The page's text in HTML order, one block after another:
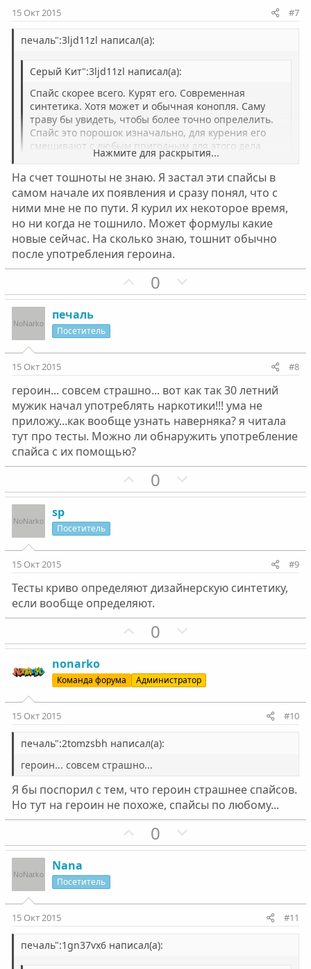
н
й
г
о
л
о
с
г
о
л
о
с
15 Окт 2015 #7
печаль":3ljd11zl написал(а):
Серый Кит":3ljd11zl написал(а):
Спайс скорее всего. Курят его. Современная
синтетика. Хотя может и обычная конопля. Саму
траву бы увидеть, чтобы более точно опрелелить.
Спайс это порошок изначально, для курения его
смешивают с любым пригодным для этого дела
материалом. Можно даже с обычной ромашкой. А
что делать я не знаю.
Нажмите для раскрытия...
Я видела людей, которые курили обычную коноплю
(травку как они ее называют) - им было как минимум
весело, симптомы не подходят совсем. Может конечно
они разные у всех людей, я не разбираюсь.
Нажмите для раскрытия...
На счет тошноты не знаю. Я застал эти спайсы в
самом начале их появления и сразу понял, что с
ними мне не по пути. Я курил их некоторое время,
но ни когда не тошнило. Может формулы какие
новые сейчас. На сколько знаю, тошнит обычно
после употребления героина.
П
о
т
н
ы
й
г
о
о
0
е
т
н
ы
й
г
о
о
печаль
Посетитель
15 Окт 2015 #8
героин... совсем страшно... вот как так 30 летний
мужик начал употреблять наркотики!!! ума не
приложу...как вообще узнать наверняка? я читала
тут про тесты. Можно ли обнаружить употребление
спайса с их помощью?
П
о
т
н
ы
г
л
о
0
е
т
н
ы
г
л
о
sp
Посетитель
15 Окт 2015 #9
Тесты криво определяют дизайнерскую синтетику,
если вообще определяют.
П
о
и
т
н
ы
г
о
о
0
е
а
т
г
о
о
nonarko
Команда форума Администратор
15 Окт 2015 #10
печаль":2tomzsbh написал(а):
героин... совсем страшно...
Я бы поспорил с тем, что героин страшнее спайсов.
Но тут на героин не похоже, спайсы по любому...
П
о
т
н
0
е
т
Nana
Посетитель
15 Окт 2015 #11
печаль":1gn37vx6 написал(а):